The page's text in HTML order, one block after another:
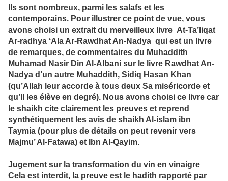
Ils sont nombreux, parmi les salafs et les
contemporains. Pour illustrer ce point de vue, vous
avons choisi un extrait du merveilleux livre At-Ta’liqat
Ar-radhya ‘Ala Ar-Rawdhat An-Nadya qui est un livre
de remarques, de commentaires du Muhaddith
Muhamad Nasir Din Al-Albani sur le livre Rawdhat An-
Nadya d’un autre Muhaddith, Sidiq Hasan Khan
(qu’Allah leur accorde à tous deux Sa miséricorde et
qu’Il les élève en degré). Nous avons choisi ce livre car
le shaikh cite clairement les preuves et reprend
synthétiquement les avis de shaikh Al-islam ibn
Taymia (pour plus de détails on peut revenir vers
Majmu’ Al-Fatawa) et Ibn Al-Qayim.
Jugement sur la transformation du vin en vinaigre
Cela est interdit, la preuve est le hadith rapporté par